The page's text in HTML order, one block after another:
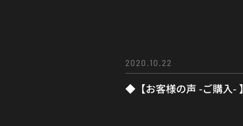
2020.10.22
◆【お客様の声 -ご購入-